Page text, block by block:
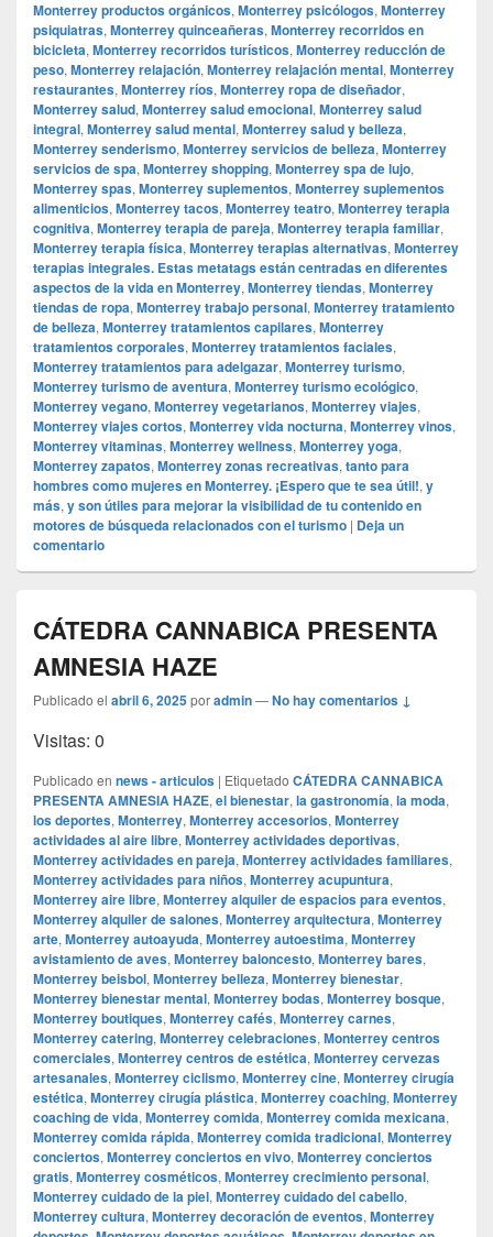
Monterrey productos orgánicos, Monterrey psicólogos, Monterrey
psiquiatras, Monterrey quinceañeras, Monterrey recorridos en
bicicleta, Monterrey recorridos turísticos, Monterrey reducción de
peso, Monterrey relajación, Monterrey relajación mental, Monterrey
restaurantes, Monterrey ríos, Monterrey ropa de diseñador,
Monterrey salud, Monterrey salud emocional, Monterrey salud
integral, Monterrey salud mental, Monterrey salud y belleza,
Monterrey senderismo, Monterrey servicios de belleza, Monterrey
servicios de spa, Monterrey shopping, Monterrey spa de lujo,
Monterrey spas, Monterrey suplementos, Monterrey suplementos
alimenticios, Monterrey tacos, Monterrey teatro, Monterrey terapia
cognitiva, Monterrey terapia de pareja, Monterrey terapia familiar,
Monterrey terapia física, Monterrey terapias alternativas, Monterrey
terapias integrales. Estas metatags están centradas en diferentes
aspectos de la vida en Monterrey, Monterrey tiendas, Monterrey
tiendas de ropa, Monterrey trabajo personal, Monterrey tratamiento
de belleza, Monterrey tratamientos capilares, Monterrey
tratamientos corporales, Monterrey tratamientos faciales,
Monterrey tratamientos para adelgazar, Monterrey turismo,
Monterrey turismo de aventura, Monterrey turismo ecológico,
Monterrey vegano, Monterrey vegetarianos, Monterrey viajes,
Monterrey viajes cortos, Monterrey vida nocturna, Monterrey vinos,
Monterrey vitaminas, Monterrey wellness, Monterrey yoga,
Monterrey zapatos, Monterrey zonas recreativas, tanto para
hombres como mujeres en Monterrey. ¡Espero que te sea útil!, y
más, y son útiles para mejorar la visibilidad de tu contenido en
motores de búsqueda relacionados con el turismo | Deja un
comentario
CÁTEDRA CANNABICA PRESENTA
AMNESIA HAZE
Publicado el abril 6, 2025poradmin—No hay comentarios ↓
Visitas: 0
Publicado en news - articulos | Etiquetado CÁTEDRA CANNABICA
PRESENTA AMNESIA HAZE, el bienestar, la gastronomía, la moda,
los deportes, Monterrey, Monterrey accesorios, Monterrey
actividades al aire libre, Monterrey actividades deportivas,
Monterrey actividades en pareja, Monterrey actividades familiares,
Monterrey actividades para niños, Monterrey acupuntura,
Monterrey aire libre, Monterrey alquiler de espacios para eventos,
Monterrey alquiler de salones, Monterrey arquitectura, Monterrey
arte, Monterrey autoayuda, Monterrey autoestima, Monterrey
avistamiento de aves, Monterrey baloncesto, Monterrey bares,
Monterrey beisbol, Monterrey belleza, Monterrey bienestar,
Monterrey bienestar mental, Monterrey bodas, Monterrey bosque,
Monterrey boutiques, Monterrey cafés, Monterrey carnes,
Monterrey catering, Monterrey celebraciones, Monterrey centros
comerciales, Monterrey centros de estética, Monterrey cervezas
artesanales, Monterrey ciclismo, Monterrey cine, Monterrey cirugía
estética, Monterrey cirugía plástica, Monterrey coaching, Monterrey
coaching de vida, Monterrey comida, Monterrey comida mexicana,
Monterrey comida rápida, Monterrey comida tradicional, Monterrey
conciertos, Monterrey conciertos en vivo, Monterrey conciertos
gratis, Monterrey cosméticos, Monterrey crecimiento personal,
Monterrey cuidado de la piel, Monterrey cuidado del cabello,
Monterrey cultura, Monterrey decoración de eventos, Monterrey